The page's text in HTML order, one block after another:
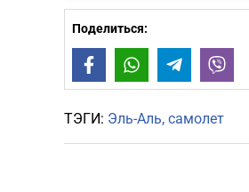
Поделиться:
FacebookWhatsAppTelegram
ТЭГИ: Эль-Аль самолет